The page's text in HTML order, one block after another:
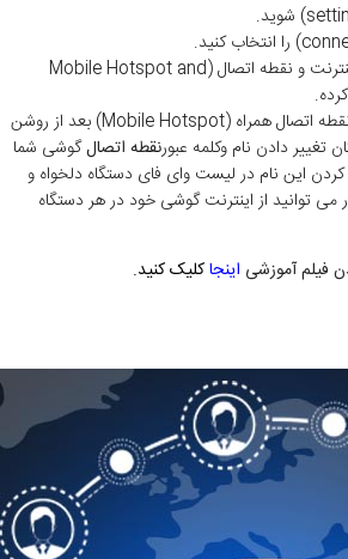
در صفحه بعد گزینه اینترنت و نقطه اتصال (Mobile Hotspot and
با کلیک بر روی گزینه نقطه اتصال همراه (Mobile Hotspot) بعد از روشن
تغییر دادن نام وکلمه عبورنقطه اتصالگوشی شما
این نام در لیست وای فای دستگاه دلخواه و
می توانید از اینترنت گوشی خود در هر دستگاه
فیلم آموزشی اینجاکلیک کنید.